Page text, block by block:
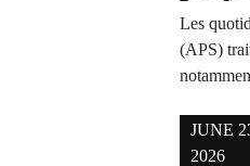
Les
(APS)
JUNE
2026